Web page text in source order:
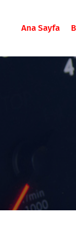
Ana Sayfa